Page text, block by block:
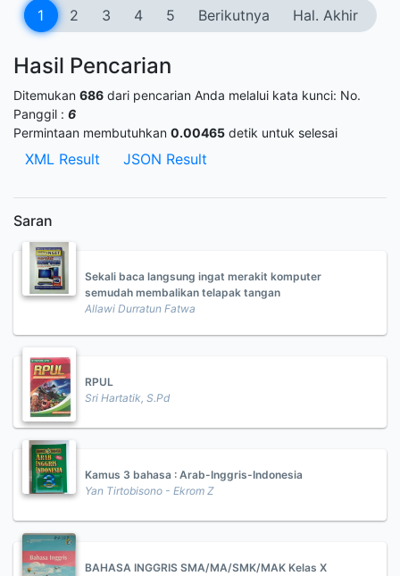
1 2 3 4 5 Berikutnya Hal. Akhir
Hasil Pencarian
Ditemukan 686 dari pencarian Anda melalui kata kunci: No.
Panggil : 6
Permintaan membutuhkan 0.00465 detik untuk selesai
XML Result JSON Result
Saran
Sekali baca langsung ingat merakit komputer
semudah membalikan telapak tangan
Allawi Durratun Fatwa
RPUL
Sri Hartatik, S.Pd
Kamus 3 bahasa : Arab-Inggris-Indonesia
Yan Tirtobisono - Ekrom Z
BAHASA INGGRIS SMA/MA/SMK/MAK Kelas X